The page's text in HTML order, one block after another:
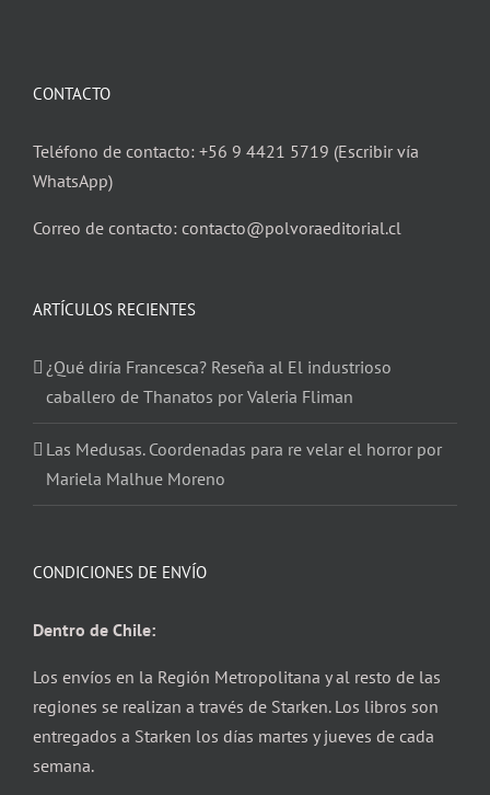
CONTACTO
Teléfono de contacto: +56 9 4421 5719 (Escribir vía
WhatsApp)
Correo de contacto: contacto@polvoraeditorial.cl
ARTÍCULOS RECIENTES
¿Qué diría Francesca? Reseña al El industrioso
caballero de Thanatos por Valeria Fliman
Las Medusas. Coordenadas para re velar el horror por
Mariela Malhue Moreno
CONDICIONES DE ENVÍO
Dentro de Chile:
Los envíos en la Región Metropolitana y al resto de las
regiones se realizan a través de Starken. Los libros son
entregados a Starken los días martes y jueves de cada
semana.